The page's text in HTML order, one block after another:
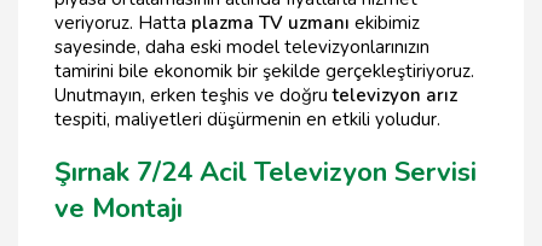
veriyoruz. Hatta plazma TV uzmanı ekibimiz
sayesinde, daha eski model televizyonlarınızın
tamirini bile ekonomik bir şekilde gerçekleştiriyoruz.
Unutmayın, erken teşhis ve doğrutelevizyon arız
tespiti, maliyetleri düşürmenin en etkili yoludur.
Şırnak 7/24 Acil Televizyon Servisi
ve Montajı